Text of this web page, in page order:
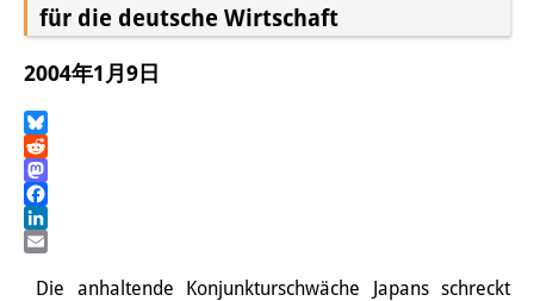
リサーチ・チーム
学術誌・サイエンスコミュニケ
奨学生
für die deutsche Wirtschaft
2004年1月9日
Bluesky
Reddit
Mastodon
Facebook
LinkedIn
Die anhaltende Konjunkturschwäche Japans schreckt